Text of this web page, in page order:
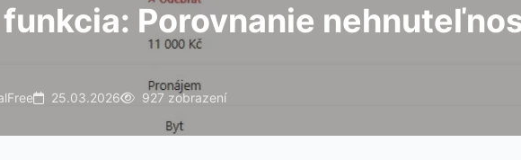
funkcia: Porovnanie
25.03.2026 927 zobrazení